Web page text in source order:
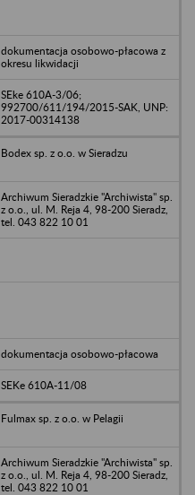
dokumentacja osobowo-płacowa z
okresu likwidacji
SEke 610A-3/06;
992700/611/194/2015-SAK, UNP:
2017-00314138
Bodex sp. z o.o. w Sieradzu
Archiwum Sieradzkie "Archiwista" sp.
z o.o., ul. M. Reja 4, 98-200 Sieradz,
tel. 043 822 10 01
dokumentacja osobowo-płacowa
SEKe 610A-11/08
Fulmax sp. z o.o. w Pelagii
Archiwum Sieradzkie "Archiwista" sp.
z o.o., ul. M. Reja 4, 98-200 Sieradz,
tel. 043 822 10 01